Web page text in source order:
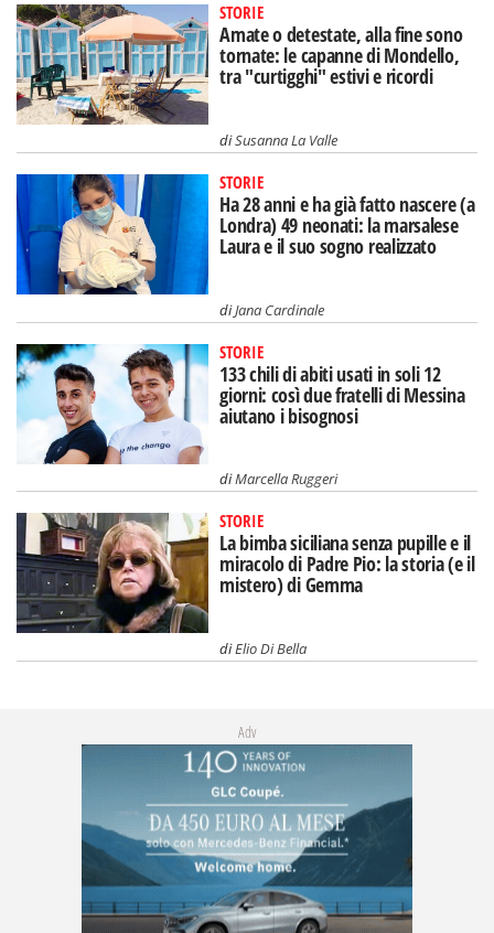
STORIE
Amate o detestate, alla fine sono
tornate: le capanne di Mondello,
tra "curtigghi" estivi e ricordi
diSusanna La Valle
STORIE
Ha 28 anni e ha già fatto nascere (a
Londra) 49 neonati: la marsalese
Laura e il suo sogno realizzato
diJana Cardinale
STORIE
133 chili di abiti usati in soli 12
giorni: così due fratelli di Messina
aiutano i bisognosi
diMarcella Ruggeri
STORIE
La bimba siciliana senza pupille e il
miracolo di Padre Pio: la storia (e il
mistero) di Gemma
diElio Di Bella
Adv